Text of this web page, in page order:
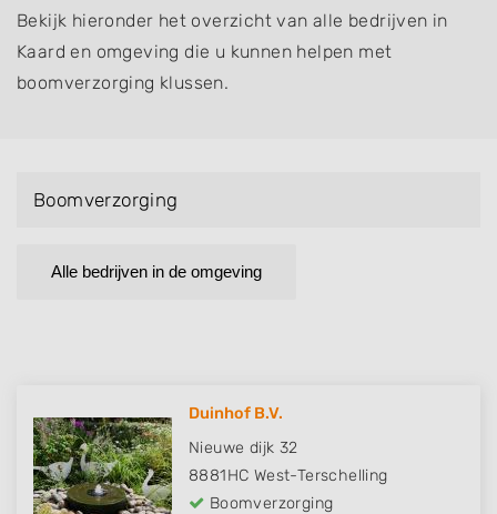
Bekijk hieronder het overzicht van alle bedrijven in
Kaard en omgeving die u kunnen helpen met
boomverzorging klussen.
Boomverzorging
Alle bedrijven in de omgeving
Duinhof B.V.
Nieuwe dijk 32
8881HC West-Terschelling
Boomverzorging